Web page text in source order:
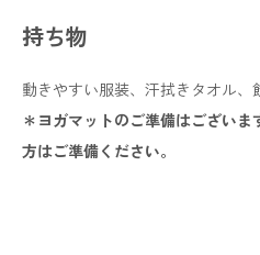
持ち物
動きやすい服装、汗拭きタオル、
＊ヨガマットのご準備はござい
方はご準備ください。